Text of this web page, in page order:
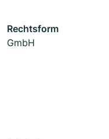
Rechtsform
GmbH